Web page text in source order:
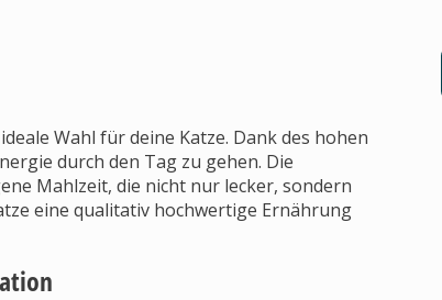
Wahl für deine Katze. Dank des hohen
durch den Tag zu gehen. Die
Mahlzeit, die nicht nur lecker, sondern
eine qualitativ hochwertige Ernährung